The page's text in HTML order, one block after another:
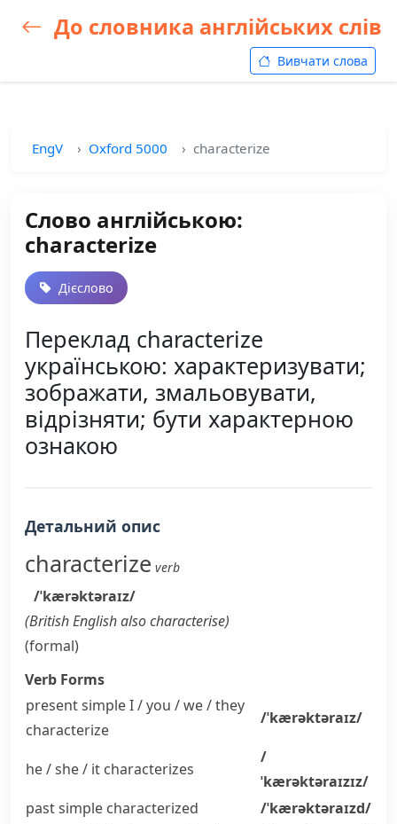
До словника англійських слів
Вивчати слова
EngV Oxford 5000 characterize
Слово англійською:
characterize
Дієслово
Переклад characterize
українською: характеризувати;
зображати, змальовувати,
відрізняти; бути характерною
ознакою
Детальний опис
characterize verb
/ˈkærəktəraɪz/
(British English alsocharacterise)
(formal)
Verb Forms
present simple I / you / we / they
characterize
/ˈkærəktəraɪz/
he / she / it characterizes
/
ˈkærəktəraɪzɪz/
past simple characterized
/ˈkærəktəraɪzd/